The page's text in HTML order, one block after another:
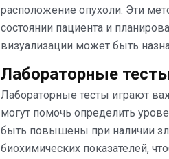
расположение опухоли. Эти
состоянии пациента и
визуализации может быть
Лабораторные
Лабораторные тесты играют
могут помочь определить
быть повышены при наличии
биохимических показателей,